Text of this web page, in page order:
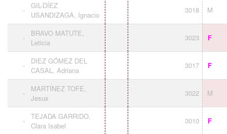
-
GIL-DÍEZ
USANDIZAGA, Ignacio
3018 M
-
BRAVO MATUTE,
Leticia
3023 F
-
DIEZ GÓMEZ DEL
CASAL, Adriana
3017 F
-
MARTÍNEZ TOFE,
Jesus
3022 M
-
TEJADA GARRIDO,
Clara Isabel
3010 F